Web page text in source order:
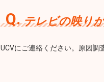
テレビの映り
UCVにご連絡ください。原因調